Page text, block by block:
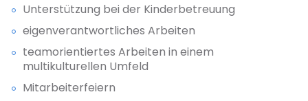
Unterstützung bei der Kinderbetreuung
eigenverantwortliches Arbeiten
teamorientiertes Arbeiten in einem
multikulturellen Umfeld
Mitarbeiterfeiern